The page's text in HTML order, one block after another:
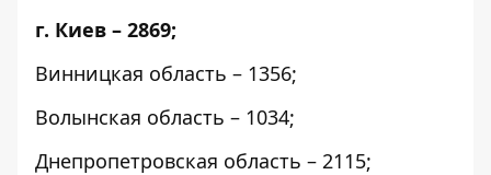
г. Киев – 2869;
Винницкая область – 1356;
Волынская область – 1034;
Днепропетровская область – 2115;